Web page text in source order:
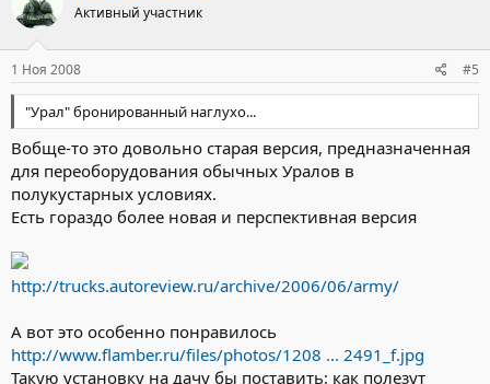
Активный участник
1 Ноя 2008 #5
"Урал" бронированный наглухо...
Вобще-то это довольно старая версия, предназначенная
для переоборудования обычных Уралов в
полукустарных условиях.
Есть гораздо более новая и перспективная версия
http://trucks.autoreview.ru/archive/2006/06/army/
А вот это особенно понравилось
http://www.flamber.ru/files/photos/1208 ... 2491_f.jpg
Такую установку на дачу бы поставить: как полезут